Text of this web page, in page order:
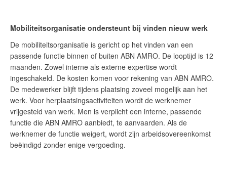
Mobiliteitsorganisatie ondersteunt bij vinden nieuw werk
De mobiliteitsorganisatie is gericht op het vinden van een
passende functie binnen of buiten ABN AMRO. De looptijd is 12
maanden. Zowel interne als externe expertise wordt
ingeschakeld. De kosten komen voor rekening van ABN AMRO.
De medewerker blijft tijdens plaatsing zoveel mogelijk aan het
werk. Voor herplaatsingsactiviteiten wordt de werknemer
vrijgesteld van werk. Men is verplicht een interne, passende
functie die ABN AMRO aanbiedt, te aanvaarden. Als de
werknemer de functie weigert, wordt zijn arbeidsovereenkomst
beëindigd zonder enige vergoeding.